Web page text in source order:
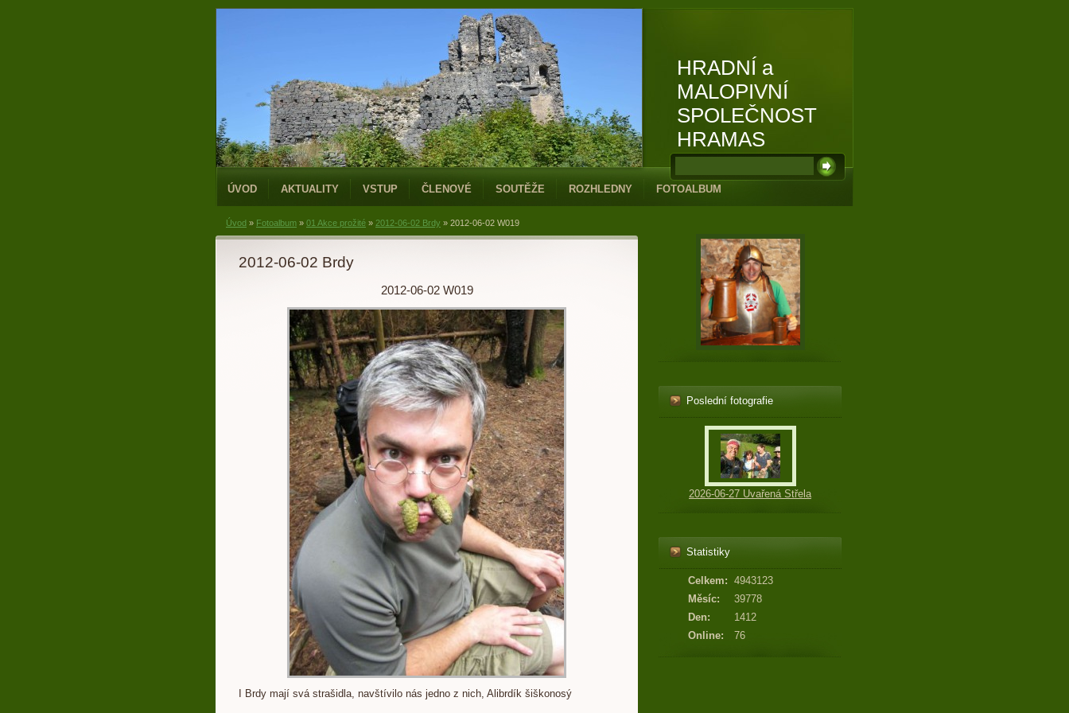
HRADNÍ a
MALOPIVNÍ
SPOLEČNOST
HRAMAS
ÚVOD AKTUALITY VSTUP ČLENOVÉ SOUTĚŽE ROZHLEDNY FOTOALBUM
Úvod » Fotoalbum » 01 Akce prožité » 2012-06-02 Brdy » 2012-06-02 W019
2012-06-02 Brdy
2012-06-02 W019
I Brdy mají svá strašidla, navštívilo nás jedno z nich, Alibrdík šiškonosý
Poslední fotografie
2026-06-27 Uvařená Střela
Statistiky
Online: 76
Celkem: 4943123
Měsíc:
39778
Den:
1412